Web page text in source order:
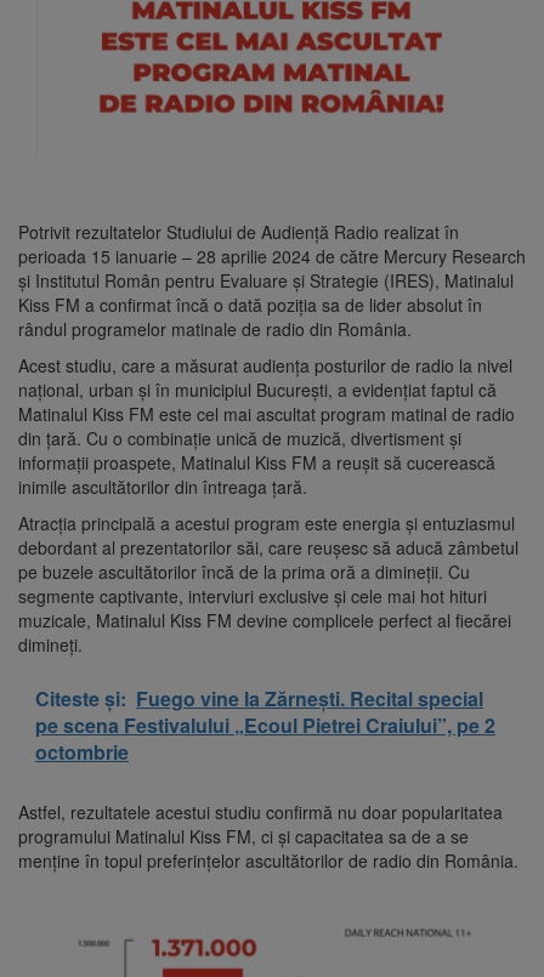
Potrivit rezultatelor Studiului de Audiență Radio realizat în
perioada 15 ianuarie – 28 aprilie 2024 de către Mercury Research
și Institutul Român pentru Evaluare și Strategie (IRES), Matinalul
Kiss FM a confirmat încă o dată poziția sa de lider absolut în
rândul programelor matinale de radio din România.
Acest studiu, care a măsurat audiența posturilor de radio la nivel
național, urban și în municipiul București, a evidențiat faptul că
Matinalul Kiss FM este cel mai ascultat program matinal de radio
din țară. Cu o combinație unică de muzică, divertisment și
informații proaspete, Matinalul Kiss FM a reușit să cucerească
inimile ascultătorilor din întreaga țară.
Atracția principală a acestui program este energia și entuziasmul
debordant al prezentatorilor săi, care reușesc să aducă zâmbetul
pe buzele ascultătorilor încă de la prima oră a dimineții. Cu
segmente captivante, interviuri exclusive și cele mai hot hituri
muzicale, Matinalul Kiss FM devine complicele perfect al fiecărei
dimineți.
Citeste și: Fuego vine la Zărnești. Recital special
pe scena Festivalului „Ecoul Pietrei Craiului”, pe 2
octombrie
Astfel, rezultatele acestui studiu confirmă nu doar popularitatea
programului Matinalul Kiss FM, ci și capacitatea sa de a se
menține în topul preferințelor ascultătorilor de radio din România.